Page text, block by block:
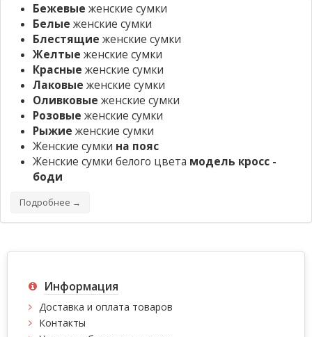
Бежевые женские сумки
Белые женские сумки
Блестящие женские сумки
Желтые женские сумки
Красные женские сумки
Лаковые женские сумки
Оливковые женские сумки
Розовые женские сумки
Рыжие женские сумки
Женские сумки на пояс
Женские сумки белого цвета модель кросс -
боди
Подробнее →
Информация
Доставка и оплата товаров
Контакты